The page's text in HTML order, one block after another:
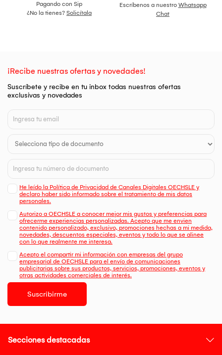
Pagando con Sip
¿No la tienes? Solicítala
Escríbenos a nuestro Whatsapp
Chat
¡Recibe nuestras ofertas y novedades!
Suscríbete y recibe en tu inbox todas nuestras ofertas
exclusivas y novedades
He leído la Política de Privacidad de Canales Digitales OECHSLE y
declaro haber sido informado sobre el tratamiento de mis datos
personales.
Autorizo a OECHSLE a conocer mejor mis gustos y preferencias para
ofrecerme experiencias personalizadas. Acepto que me envien
contenido personalizado, exclusivo, promociones hechas a mi medida,
novedades, descuentos especiales, eventos y todo lo que se alinee
con lo que realmente me interesa.
Acepto el compartir mi información con empresas del grupo
empresarial de OECHSLE para el envío de comunicaciones
publicitarias sobre sus productos, servicios, promociones, eventos y
otras actividades comerciales de interés.
Suscribirme
Secciones destacadas